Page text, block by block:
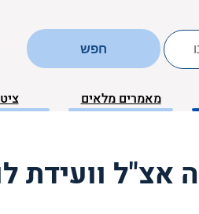
חפש
מאמרים מלאים
אצ"ל וועידת